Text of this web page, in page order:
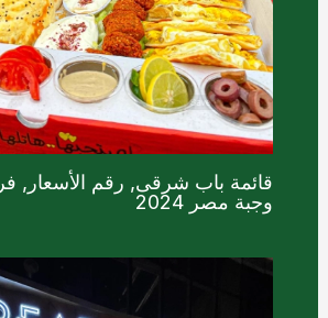
قائمة باب شرقى, رقم الأسعار,
وجبة مصر 2024